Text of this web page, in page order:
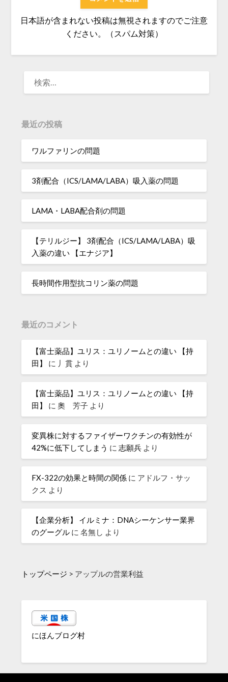
日本語が含まれない投稿は無視されますのでご注意
ください。（スパム対策）
最近の投稿
ワルファリンの問題
3剤配合（ICS/LAMA/LABA）吸入薬の問題
LAMA・LABA配合剤の問題
【テリルジー】 3剤配合（ICS/LAMA/LABA）吸
入薬の違い 【エナジア】
長時間作用型抗コリン薬の問題
最近のコメント
【富士薬品】ユリス：ユリノームとの違い 【持
田】
に 丿貫 より
【富士薬品】ユリス：ユリノームとの違い 【持
田】
に奧 芳子 より
変異株に対するファイザーワクチンの有効性が
42%に低下してしまう に志願兵 より
FX-322の効果と時間の関係 に アドルフ・サッ
クス より
【企業分析】 イルミナ：DNAシーケンサー業界
のグーグル に名無し より
トップページ > アップルの営業利益
にほんブログ村